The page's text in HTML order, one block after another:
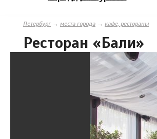
Петербург→ места города → кафе, рестораны
Ресторан «Бали»